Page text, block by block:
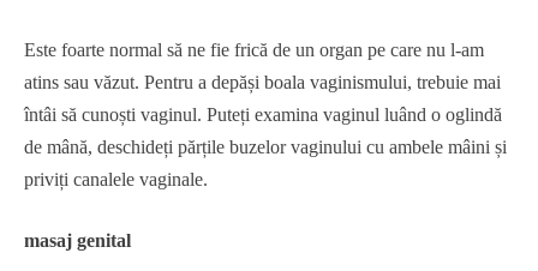
Este foarte normal să ne fie frică de un organ pe care nu l-am
atins sau văzut. Pentru a depăși boala vaginismului, trebuie mai
întâi să cunoști vaginul. Puteți examina vaginul luând o oglindă
de mână, deschideți părțile buzelor vaginului cu ambele mâini și
priviți canalele vaginale.
masaj genital